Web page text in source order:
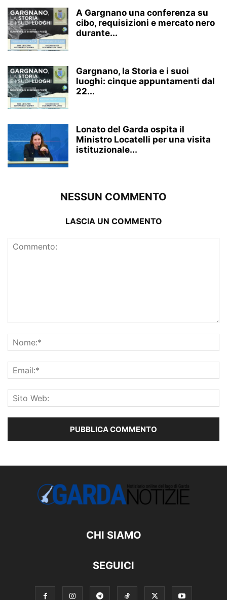
A Gargnano una conferenza su
cibo, requisizioni e mercato nero
durante...
Gargnano, la Storia e i suoi
luoghi: cinque appuntamenti dal
22...
Lonato del Garda ospita il
Ministro Locatelli per una visita
istituzionale...
NESSUN COMMENTO
LASCIA UN COMMENTO
CHI SIAMO
SEGUICI